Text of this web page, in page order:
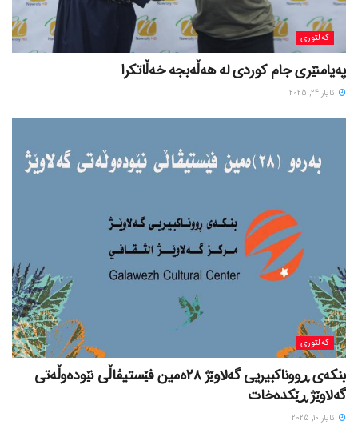
کەلتوری
پەیامنێری جام کوردی لە ھەڵەبجە خەڵاتکرا
ئایار 24, 2025
کەلتوری
بنکەی ڕووناکبیریی گەلاوێژ ٢٨ەمین فێستیڤاڵی نێودەوڵەتی
گەلاوێژ ڕێکدەخات
ئایار 10, 2025